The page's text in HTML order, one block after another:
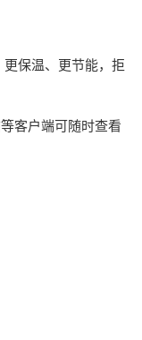
保温、更节能，拒
客户端可随时查看